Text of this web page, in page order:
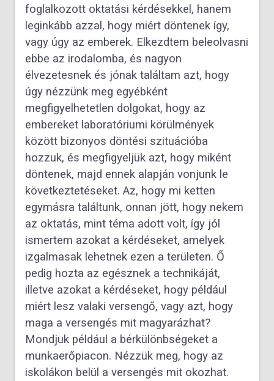
foglalkozott oktatási kérdésekkel, hanem
leginkább azzal, hogy miért döntenek így,
vagy úgy az emberek. Elkezdtem beleolvasni
ebbe az irodalomba, és nagyon
élvezetesnek és jónak találtam azt, hogy
úgy nézzünk meg egyébként
megfigyelhetetlen dolgokat, hogy az
embereket laboratóriumi körülmények
között bizonyos döntési szituációba
hozzuk, és megfigyeljük azt, hogy miként
döntenek, majd ennek alapján vonjunk le
következtetéseket. Az, hogy mi ketten
egymásra találtunk, onnan jött, hogy nekem
az oktatás, mint téma adott volt, így jól
ismertem azokat a kérdéseket, amelyek
izgalmasak lehetnek ezen a területen. Ő
pedig hozta az egésznek a technikáját,
illetve azokat a kérdéseket, hogy például
miért lesz valaki versengő, vagy azt, hogy
maga a versengés mit magyarázhat?
Mondjuk például a bérkülönbségeket a
munkaerőpiacon. Nézzük meg, hogy az
iskolákon belül a versengés mit okozhat.